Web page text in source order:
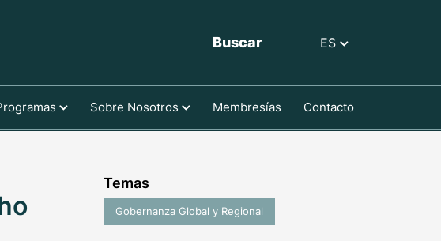
Buscar ES
Sobre Nosotros Membresías Contacto
Temas
Gobernanza Global y Regional